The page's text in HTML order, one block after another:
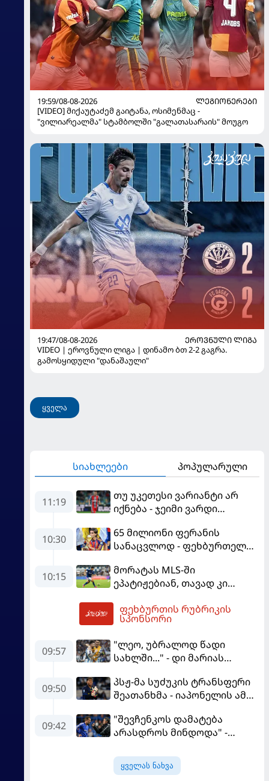
19:59/08-08-2026
ᲚᲔᲒᲘᲝᲜᲔᲠᲔᲑᲘ
[VIDEO] მიქაუტაძემ გაიტანა, ოსიმენმაც -
"ვილიარეალმა" სტამბოლში "გალათასარაის" მოუგო
19:47/08-08-2026
ᲔᲠᲝᲕᲜᲣᲚᲘ ᲚᲘᲒᲐ
VIDEO | ეროვნული ლიგა | დინამო ბთ 2-2 გაგრა.
გამოსყიდული "დანაშაული"
ყველა
სიახლეები პოპულარული
11:19
თუ უკეთესი ვარიანტი არ
იქნება - ჯეიმი ვარდი
დაბრუნდეს
10:30
65 მილიონი ფერანის
სანაცვლოდ - ფეხბურთელს
სოლიდური თანხის მიღებას
გეგმავს
10:15
მორატას MLS-ში
ეპატიჟებიან, თავად კი
გადაწყვეტილებას ელის
ფეხბურთის რუბრიკის
სპონსორი
09:57
"ლეო, უბრალოდ წადი
სახლში..." - დი მარიას
09:50
პსჟ-მა სუძუკის ტრანსფერი
შეათანხმა - იაპონელის ამ
შევალიეს
გადაწყვეტილებაზე გადის
09:42
"შევჩენკოს დამატება
არასდროს მინდოდა" -
ტრანსფერი გაიხსენა
ყველას ნახვა